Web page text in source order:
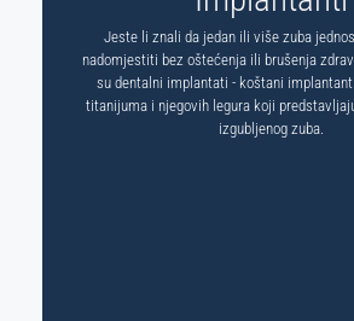
Jeste li znali da jedan ili više zuba
nadomjestiti bez oštećenja ili brušenja
su dentalni implantati - koštani
titanijuma i njegovih legura koji
izgubljenog zuba.